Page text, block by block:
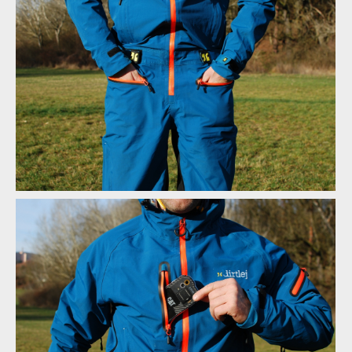
Test: kombinéza Dirtlej Dirtsuit core edition - a neřešíš špatné
počasí
Test: kombinéza Dirtlej Dirtsuit core edition - a neřešíš špatné
počasí